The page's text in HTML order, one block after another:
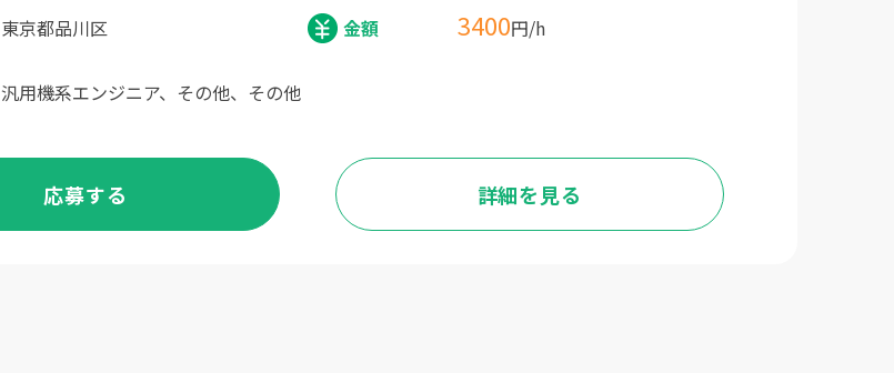
東京都品川区 金額 3400円/h
汎用機系エンジニア、その他、その他
応募する 詳細を見る